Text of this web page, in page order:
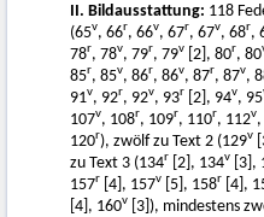
II. Bildausstattung: 118
(65v, 66r, 66v, 67r, 67v, 68r,
78r, 78v, 79r, 79v [2], 80r, 80
85r, 85v, 86r, 86v, 87r, 87v,
91v, 92r, 92v, 93r [2], 94v, 95
107v, 108r, 109r, 110r, 112v
120r), zwölf zu Text 2 (129v
zu Text 3 (134r [2], 134v [3],
157r [4], 157v [5], 158r [4],
[4], 160v [3]), mindestens